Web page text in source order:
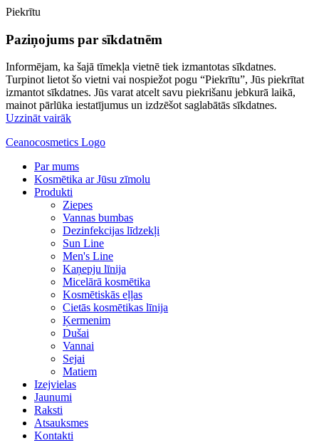
Piekrītu
Paziņojums par sīkdatnēm
Informējam, ka šajā tīmekļa vietnē tiek izmantotas sīkdatnes.
Turpinot lietot šo vietni vai nospiežot pogu “Piekrītu”, Jūs piekrītat
izmantot sīkdatnes. Jūs varat atcelt savu piekrišanu jebkurā laikā,
mainot pārlūka iestatījumus un izdzēšot saglabātās sīkdatnes.
Uzzināt vairāk
Ceanocosmetics Logo
Par mums
Kosmētika ar Jūsu zīmolu
Produkti
Ziepes
Vannas bumbas
Dezinfekcijas līdzekļi
Sun Line
Men's Line
Kaņepju līnija
Micelārā kosmētika
Kosmētiskās eļļas
Cietās kosmētikas līnija
Ķermenim
Dušai
Vannai
Sejai
Matiem
Izejvielas
Jaunumi
Raksti
Atsauksmes
Kontakti